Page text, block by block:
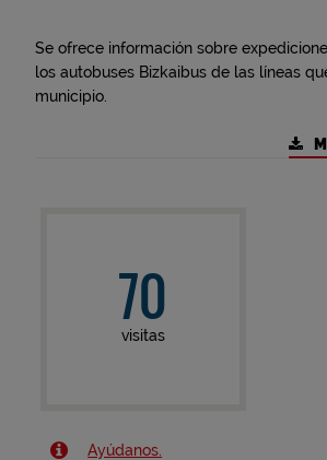
Se ofrece información sobre
los autobuses Bizkaibus de las líneas
municipio.
70
visitas
Ayúdanos.